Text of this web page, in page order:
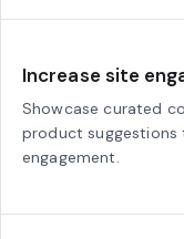
Increase site
Showcase curated
product suggestions
engagement.